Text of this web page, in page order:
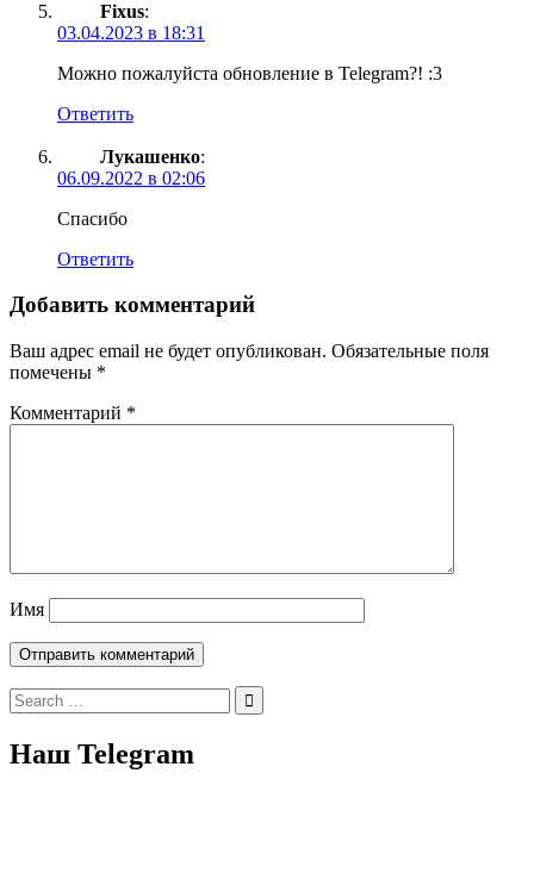
Fixus:
03.04.2023 в 18:31
Можно пожалуйста обновление в Telegram?! :3
Ответить
Лукашенко:
06.09.2022 в 02:06
Спасибо
Ответить
Добавить комментарий
Ваш адрес email не будет опубликован. Обязательные поля
помечены *
Комментарий *
Имя
Search
for:
Наш Telegram